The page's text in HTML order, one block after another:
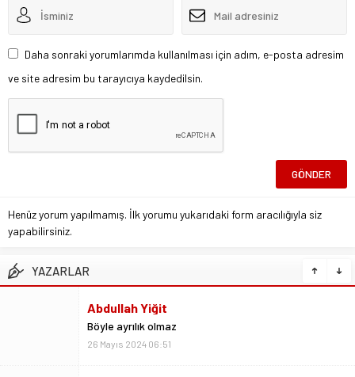
Daha sonraki yorumlarımda kullanılması için adım, e-posta adresim
ve site adresim bu tarayıcıya kaydedilsin.
Henüz yorum yapılmamış. İlk yorumu yukarıdaki form aracılığıyla siz
yapabilirsiniz.
YAZARLAR
Ali İzgi
Mutlu – Gururlu – Rahat
26 Mayıs 2024 06:54